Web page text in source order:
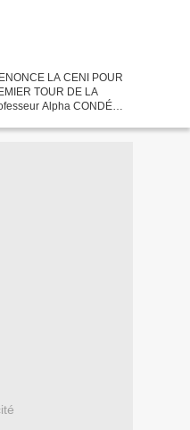
LA CENI POUR
TOUR DE LA
Alpha CONDÉ